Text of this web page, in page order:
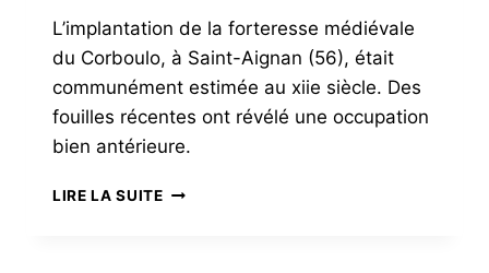
L’implantation de la forteresse médiévale
du Corboulo, à Saint-Aignan (56), était
communément estimée au xiie siècle. Des
fouilles récentes ont révélé une occupation
bien antérieure.
LIRE LA SUITEUNE